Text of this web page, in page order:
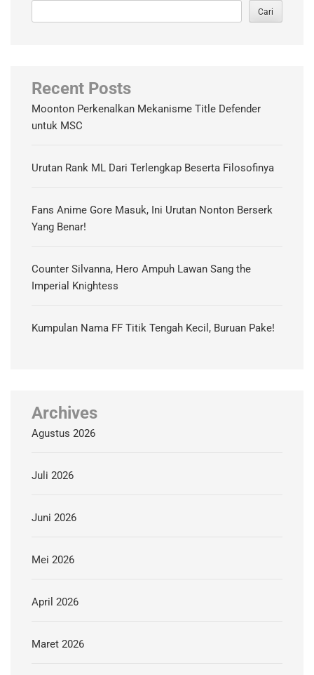
Cari
Recent Posts
Moonton Perkenalkan Mekanisme Title Defender
untuk MSC
Urutan Rank ML Dari Terlengkap Beserta Filosofinya
Fans Anime Gore Masuk, Ini Urutan Nonton Berserk
Yang Benar!
Counter Silvanna, Hero Ampuh Lawan Sang the
Imperial Knightess
Kumpulan Nama FF Titik Tengah Kecil, Buruan Pake!
Archives
Agustus 2026
Juli 2026
Juni 2026
Mei 2026
April 2026
Maret 2026